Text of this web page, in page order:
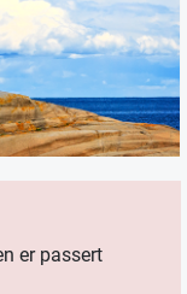
er passert